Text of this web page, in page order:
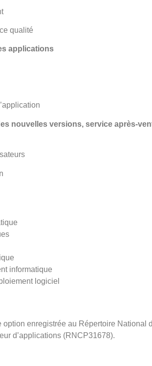
qualité
applications
nouvelles versions, service après-
informatique
logiciel
option enregistrée au Répertoire National
d’applications (RNCP31678).